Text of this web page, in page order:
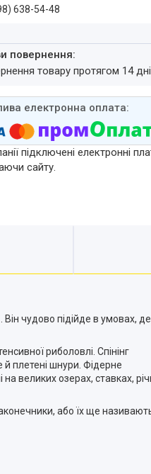
638-54-48
товару протягом 14
підключені електронні
сайту.
чудово підійде в умовах, де
риболовлі. Спінінг
й плетені шнури. Фідерне
великих озерах, ставках,
або їх ще